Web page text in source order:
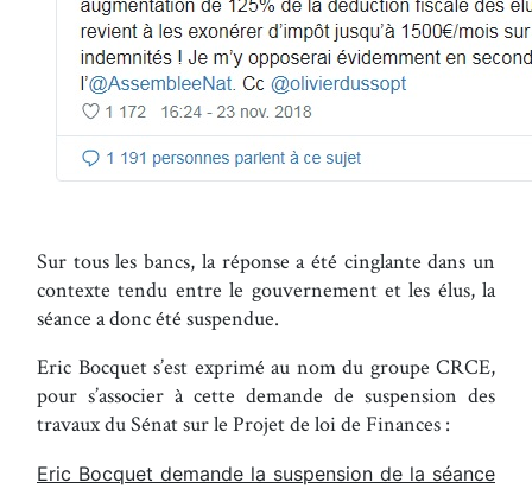
Sur tous les bancs, la réponse a été cinglante dans un
contexte tendu entre le gouvernement et les élus, la
séance a donc été suspendue.
Eric Bocquet s’est exprimé au nom du groupe CRCE,
pour s’associer à cette demande de suspension des
travaux du Sénat sur le Projet de loi de Finances :
Eric Bocquet demande la suspension de la séance